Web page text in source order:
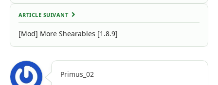
ARTICLE SUIVANT
[Mod] More Shearables [1.8.9]
Primus_02